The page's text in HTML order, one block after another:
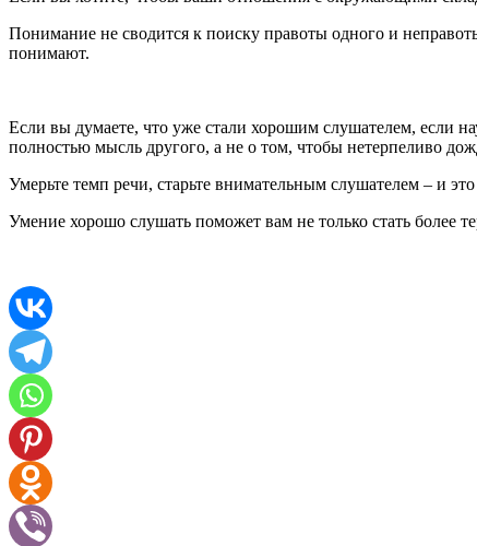
Понимание не сводится к поиску правоты одного и
понимают.
Если вы думаете, что уже стали хорошим слушателем, если
полностью мысль другого, а не о том, чтобы нетерпеливо
Умерьте темп речи, старьте внимательным слушателем – и
Умение хорошо слушать поможет вам не только стать более